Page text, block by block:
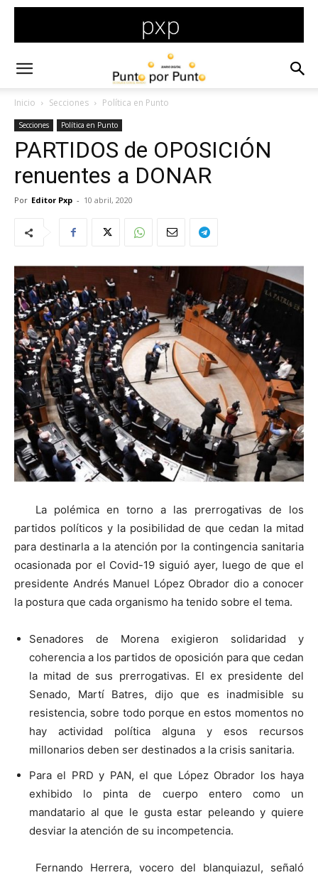
Inicio Secciones Política en Punto
Secciones Política en Punto
PARTIDOS de OPOSICIÓN
renuentes a DONAR
Por Editor Pxp - 10 abril, 2020
La polémica en torno a las prerrogativas de los
partidos políticos y la posibilidad de que cedan la mitad
para destinarla a la atención por la contingencia sanitaria
ocasionada por el Covid-19 siguió ayer, luego de que el
presidente Andrés Manuel López Obrador dio a conocer
la postura que cada organismo ha tenido sobre el tema.
Senadores de Morena exigieron solidaridad y
coherencia a los partidos de oposición para que cedan
la mitad de sus prerrogativas. El ex presidente del
Senado, Martí Batres, dijo que es inadmisible su
resistencia, sobre todo porque en estos momentos no
hay actividad política alguna y esos recursos
millonarios deben ser destinados a la crisis sanitaria.
Para el PRD y PAN, el que López Obrador los haya
exhibido lo pinta de cuerpo entero como un
mandatario al que le gusta estar peleando y quiere
desviar la atención de su incompetencia.
Fernando Herrera, vocero del blanquiazul, señaló